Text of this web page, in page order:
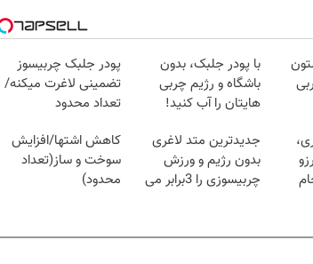
چربی
با پودر جلبک، بدون
باشگاه و رژیم چربی
هایتان را آب کنید!
پودر جلبک چربیسوز
تضمینی لاغرت میکنه/
تعداد محدود
جدیدترین متد لاغری
بدون رژیم و ورزش
چربیسوزی را 3برابر می
کاهش اشتها/افزایش
سوخت و ساز(تعداد
محدود)
روزنامه‌های اقتصادی پنج‌شنبه ۱۵ مرداد ۱۴۰۵